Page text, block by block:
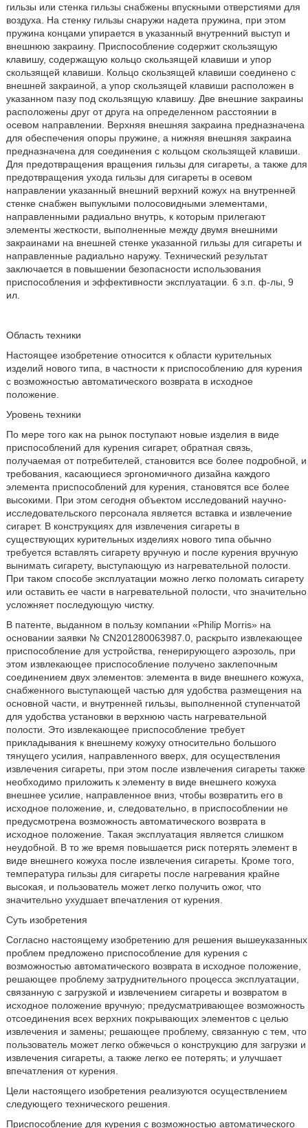
гильзы или стенка гильзы снабжены впускными отверстиями для
воздуха. На стенку гильзы снаружи надета пружина, при этом
пружина концами упирается в указанный внутренний выступ и
внешнюю закраину. Приспособление содержит скользящую
клавишу, содержащую кольцо скользящей клавиши и упор
скользящей клавиши. Кольцо скользящей клавиши соединено с
внешней закраиной, а упор скользящей клавиши расположен в
указанном пазу под скользящую клавишу. Две внешние закраины
расположены друг от друга на определенном расстоянии в
осевом направлении. Верхняя внешняя закраина предназначена
для обеспечения опоры пружине, а нижняя внешняя закраина
предназначена для соединения с кольцом скользящей клавиши.
Для предотвращения вращения гильзы для сигареты, а также для
предотвращения ухода гильзы для сигареты в осевом
направлении указанный внешний верхний кожух на внутренней
стенке снабжен выпуклыми полосовидными элементами,
направленными радиально внутрь, к которым прилегают
элементы жесткости, выполненные между двумя внешними
закраинами на внешней стенке указанной гильзы для сигареты и
направленные радиально наружу. Технический результат
заключается в повышении безопасности использования
приспособления и эффективности эксплуатации. 6 з.п. ф-лы, 9
ил.
Область техники
Настоящее изобретение относится к области курительных
изделий нового типа, в частности к приспособлению для курения
с возможностью автоматического возврата в исходное
положение.
Уровень техники
По мере того как на рынок поступают новые изделия в виде
приспособлений для курения сигарет, обратная связь,
получаемая от потребителей, становится все более подробной, и
требования, касающиеся эргономичного дизайна каждого
элемента приспособлений для курения, становятся все более
высокими. При этом сегодня объектом исследований научно-
исследовательского персонала является вставка и извлечение
сигарет. В конструкциях для извлечения сигареты в
существующих курительных изделиях нового типа обычно
требуется вставлять сигарету вручную и после курения вручную
вынимать сигарету, выступающую из нагревательной полости.
При таком способе эксплуатации можно легко поломать сигарету
или оставить ее части в нагревательной полости, что значительно
усложняет последующую чистку.
В патенте, выданном в пользу компании «Philip Morris» на
основании заявки № CN201280063987.0, раскрыто извлекающее
приспособление для устройства, генерирующего аэрозоль, при
этом извлекающее приспособление получено заклепочным
соединением двух элементов: элемента в виде внешнего кожуха,
снабженного выступающей частью для удобства размещения на
основной части, и внутренней гильзы, выполненной ступенчатой
для удобства установки в верхнюю часть нагревательной
полости. Это извлекающее приспособление требует
прикладывания к внешнему кожуху относительно большого
тянущего усилия, направленного вверх, для осуществления
извлечения сигареты, при этом после извлечения сигареты также
необходимо приложить к элементу в виде внешнего кожуха
внешнее усилие, направленное вниз, чтобы возвратить его в
исходное положение, и, следовательно, в приспособлении не
предусмотрена возможность автоматического возврата в
исходное положение. Такая эксплуатация является слишком
неудобной. В то же время повышается риск потерять элемент в
виде внешнего кожуха после извлечения сигареты. Кроме того,
температура гильзы для сигареты после нагревания крайне
высокая, и пользователь может легко получить ожог, что
значительно ухудшает впечатления от курения.
Суть изобретения
Согласно настоящему изобретению для решения вышеуказанных
проблем предложено приспособление для курения с
возможностью автоматического возврата в исходное положение,
решающее проблему затруднительного процесса эксплуатации,
связанную с загрузкой и извлечением сигареты и возвратом в
исходное положение вручную; предусматривающее возможность
отсоединения всех верхних покрывающих элементов с целью
извлечения и замены; решающее проблему, связанную с тем, что
пользователь может легко обжечься о конструкцию для загрузки и
извлечения сигареты, а также легко ее потерять; и улучшает
впечатления от курения.
Цели настоящего изобретения реализуются осуществлением
следующего технического решения.
Приспособление для курения с возможностью автоматического